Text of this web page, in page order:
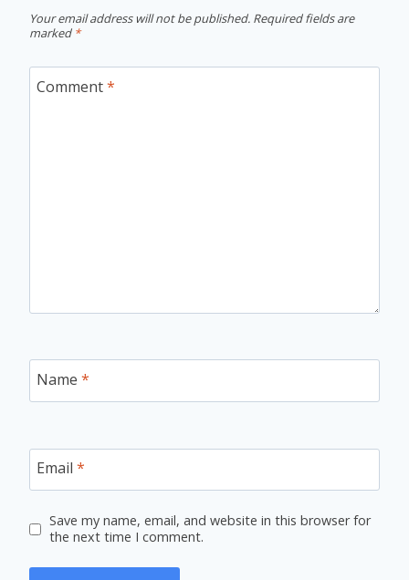
Your email address will not be published. Required fields are
marked *
Comment*
Name *
Email *
Save my name, email, and website in this browser for
the next time I comment.